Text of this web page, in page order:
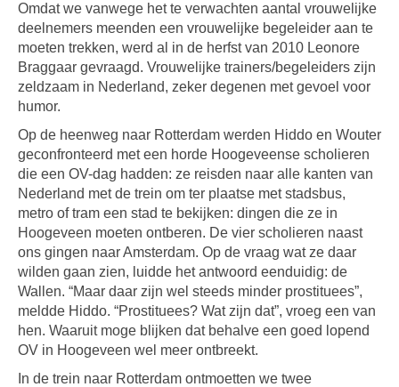
Omdat we vanwege het te verwachten aantal vrouwelijke
deelnemers meenden een vrouwelijke begeleider aan te
moeten trekken, werd al in de herfst van 2010 Leonore
Braggaar gevraagd. Vrouwelijke trainers/begeleiders zijn
zeldzaam in Nederland, zeker degenen met gevoel voor
humor.
Op de heenweg naar Rotterdam werden Hiddo en Wouter
geconfronteerd met een horde Hoogeveense scholieren
die een OV-dag hadden: ze reisden naar alle kanten van
Nederland met de trein om ter plaatse met stadsbus,
metro of tram een stad te bekijken: dingen die ze in
Hoogeveen moeten ontberen. De vier scholieren naast
ons gingen naar Amsterdam. Op de vraag wat ze daar
wilden gaan zien, luidde het antwoord eenduidig: de
Wallen. “Maar daar zijn wel steeds minder prostituees”,
meldde Hiddo. “Prostituees? Wat zijn dat”, vroeg een van
hen. Waaruit moge blijken dat behalve een goed lopend
OV in Hoogeveen wel meer ontbreekt.
In de trein naar Rotterdam ontmoetten we twee